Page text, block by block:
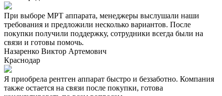
При выборе МРТ аппарата, менеджеры выслушали наши
требования и предложили несколько вариантов. После
покупки получили поддержку, сотрудники всегда были на
связи и готовы помочь.
Назаренко Виктор Артемович
Краснодар
Я приобрела рентген аппарат быстро и беззаботно. Компания
также остается на связи после покупки, готова